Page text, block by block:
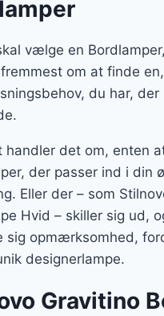
vælge en
om at finde
du har, der
handler det om, enten
der passer ind i din
Eller der – som
Hvid – skiller sig ud,
opmærksomhed,
designerlampe.
Gravitino